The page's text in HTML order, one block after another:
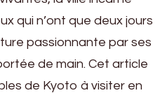
qui n’ont que deux jours
passionnante par ses
de main. Cet article
de Kyoto à visiter en